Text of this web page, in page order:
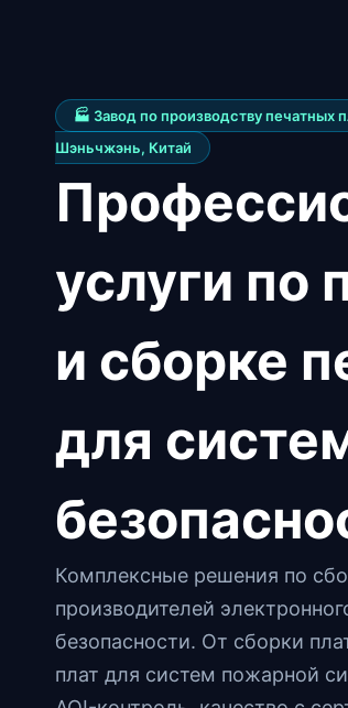
🏭 Завод по производству печатных
Шэньчжэнь, Китай
услуги по
и сборке
для
Комплексные решения по
производителей
безопасности. От сборки
плат для систем пожарной